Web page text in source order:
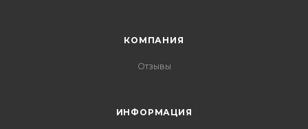
КОМПАНИЯ
Отзывы
ИНФОРМАЦИЯ